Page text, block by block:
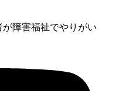
障害福祉でやりがい